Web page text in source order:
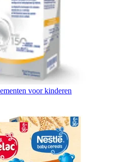
voor kinderen